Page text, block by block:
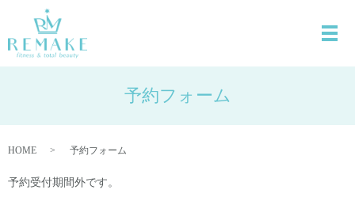
予約フォーム
HOME 予約フォーム
予約受付期間外です。